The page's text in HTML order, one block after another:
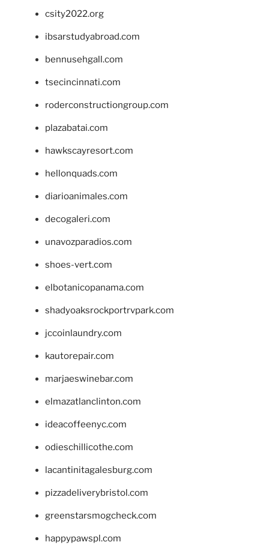
csity2022.org
ibsarstudyabroad.com
bennusehgall.com
tsecincinnati.com
roderconstructiongroup.com
plazabatai.com
hawkscayresort.com
hellonquads.com
diarioanimales.com
decogaleri.com
unavozparadios.com
shoes-vert.com
elbotanicopanama.com
shadyoaksrockportrvpark.com
jccoinlaundry.com
kautorepair.com
marjaeswinebar.com
elmazatlanclinton.com
ideacoffeenyc.com
odieschillicothe.com
lacantinitagalesburg.com
pizzadeliverybristol.com
greenstarsmogcheck.com
happypawspl.com